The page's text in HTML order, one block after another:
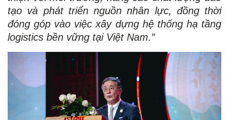
tạo và phát triển nguồn nhân lực, đồng thời
đóng góp vào việc xây dựng hệ thống hạ tầng
logistics bền vững tại Việt Nam.”